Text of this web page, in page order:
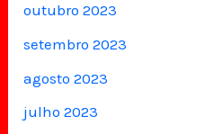
outubro 2023
setembro 2023
agosto 2023
julho 2023